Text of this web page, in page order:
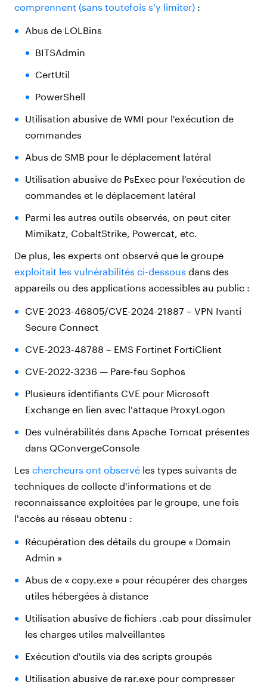
comprennent (sans toutefois s’y limiter) :
Abus de LOLBins
BITSAdmin
CertUtil
PowerShell
Utilisation abusive de WMI pour l'exécution de
commandes
Abus de SMB pour le déplacement latéral
Utilisation abusive de PsExec pour l'exécution de
commandes et le déplacement latéral
Parmi les autres outils observés, on peut citer
Mimikatz, CobaltStrike, Powercat, etc.
De plus, les experts ont observé que le groupe
exploitait les vulnérabilités ci-dessous dans des
appareils ou des applications accessibles au public :
CVE-2023-46805/CVE-2024-21887 – VPN Ivanti
Secure Connect
CVE-2023-48788 – EMS Fortinet FortiClient
CVE-2022-3236 — Pare-feu Sophos
Plusieurs identifiants CVE pour Microsoft
Exchange en lien avec l'attaque ProxyLogon
Des vulnérabilités dans Apache Tomcat présentes
dans QConvergeConsole
Les chercheurs ont observé les types suivants de
techniques de collecte d'informations et de
reconnaissance exploitées par le groupe, une fois
l'accès au réseau obtenu :
Récupération des détails du groupe « Domain
Admin »
Abus de « copy.exe » pour récupérer des charges
utiles hébergées à distance
Utilisation abusive de fichiers .cab pour dissimuler
les charges utiles malveillantes
Exécution d'outils via des scripts groupés
Utilisation abusive de rar.exe pour compresser